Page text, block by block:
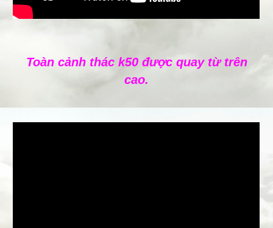
Toàn cảnh thác k50 được quay từ trên
cao.